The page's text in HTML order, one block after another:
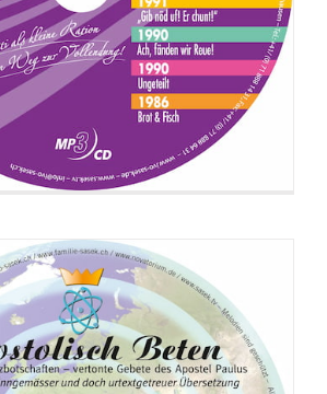
Beten (Botschafts-
Version)